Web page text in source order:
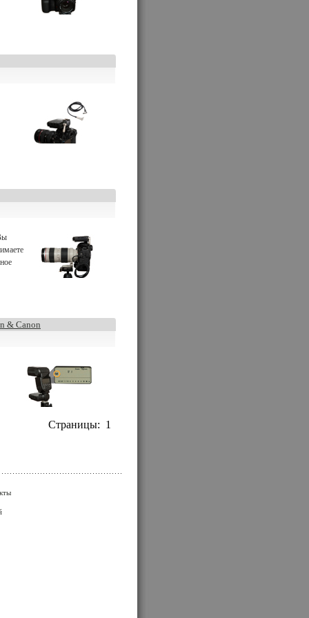
& Canon
Страницы: 1